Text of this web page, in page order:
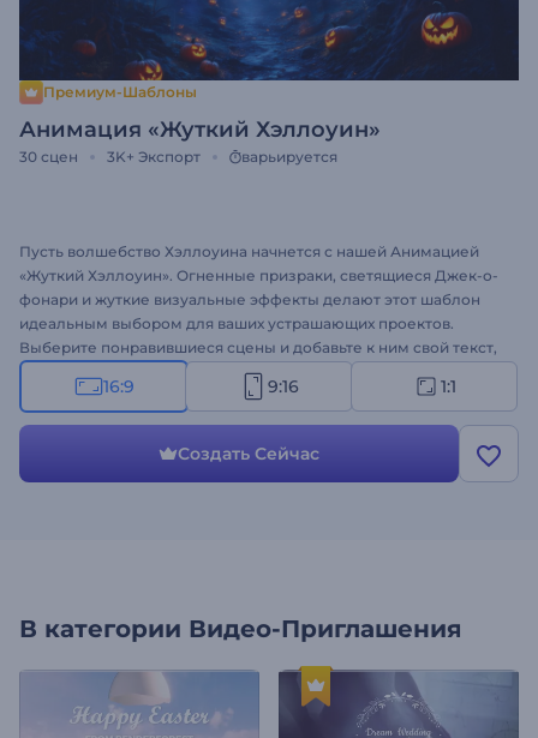
Премиум-Шаблоны
Анимация «Жуткий Хэллоуин»
30 сцен 3K+ Экспорт варьируется
Пусть волшебство Хэллоуина начнется с нашей Анимацией
«Жуткий Хэллоуин». Огненные призраки, светящиеся Джек-о-
фонари и жуткие визуальные эффекты делают этот шаблон
идеальным выбором для ваших устрашающих проектов.
Выберите понравившиеся сцены и добавьте к ним свой текст,
медиафайлы, логотип и музыку, чтобы получить по-
настоящему жуткое праздничное видео. Идеально подходит
поздравительных видео, интро на тему ужасов и других
проектов. Создавайте прямо сейчас!
16:9 9:16 1:1
Создать Сейчас
В категории Видео-Приглашения